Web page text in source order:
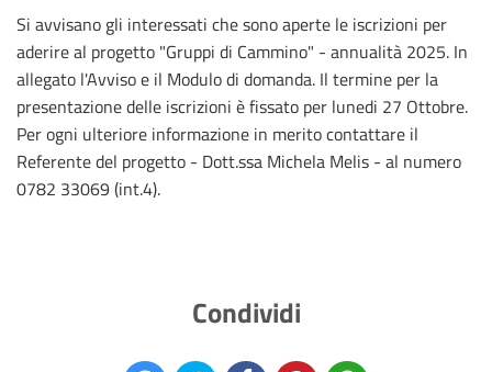
Si avvisano gli interessati che sono aperte le iscrizioni per
aderire al progetto "Gruppi di Cammino" - annualità 2025. In
allegato l'Avviso e il Modulo di domanda. Il termine per la
presentazione delle iscrizioni è fissato per lunedi 27 Ottobre.
Per ogni ulteriore informazione in merito contattare il
Referente del progetto - Dott.ssa Michela Melis - al numero
0782 33069 (int.4).
Condividi